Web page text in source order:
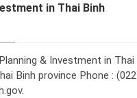
in Thai Binh
& Investment in
Binh province Phone :